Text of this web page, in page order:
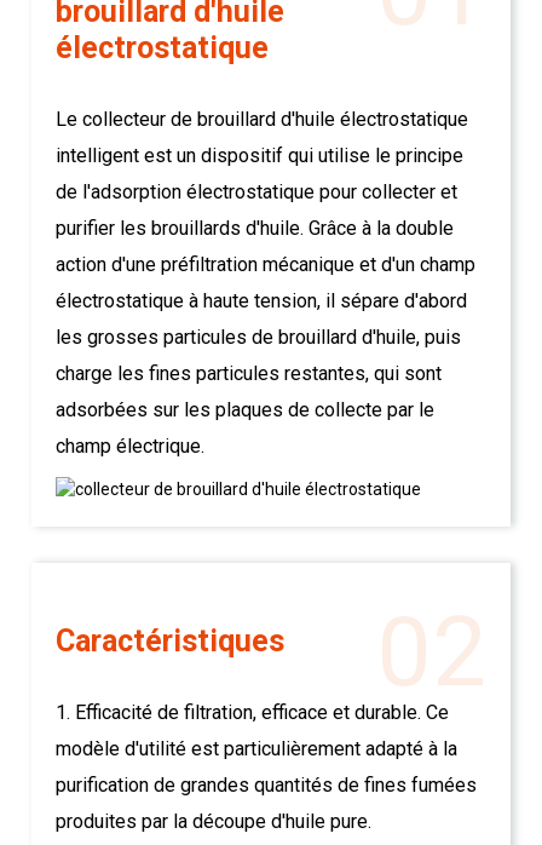
brouillard d'huile
électrostatique
Le collecteur de brouillard d'huile électrostatique
intelligent est un dispositif qui utilise le principe
de l'adsorption électrostatique pour collecter et
purifier les brouillards d'huile. Grâce à la double
action d'une préfiltration mécanique et d'un champ
électrostatique à haute tension, il sépare d'abord
les grosses particules de brouillard d'huile, puis
charge les fines particules restantes, qui sont
adsorbées sur les plaques de collecte par le
champ électrique.
02
Caractéristiques
1. Efficacité de filtration, efficace et durable. Ce
modèle d'utilité est particulièrement adapté à la
purification de grandes quantités de fines fumées
produites par la découpe d'huile pure.